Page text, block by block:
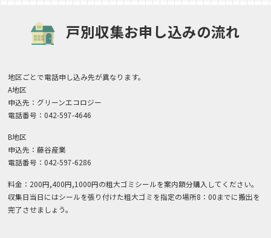
戸別収集お申し込みの流れ
地区ごとで電話申し込み先が異なります。
A地区
申込先：グリーンエコロジー
電話番号：042-597-4646
B地区
申込先：藤谷産業
電話番号：042-597-6286
料金：200円,400円,1000円の粗大ゴミシールを案内額分購入してください。
収集日当日にはシールを張り付けた粗大ゴミを指定の場所8：00までに搬出を
完了させましょう。